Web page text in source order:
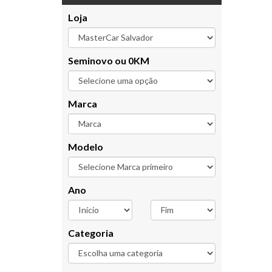
Loja
Seminovo ou 0KM
Marca
Modelo
Ano
Categoria